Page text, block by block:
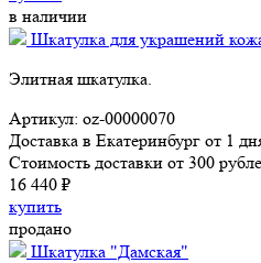
в наличии
Шкатулка для украшений
Элитная шкатулка.
Артикул: oz-00000070
Доставка в Екатеринбург от 1
Стоимость доставки от 300
16 440 ₽
купить
продано
Шкатулка "Дамская"